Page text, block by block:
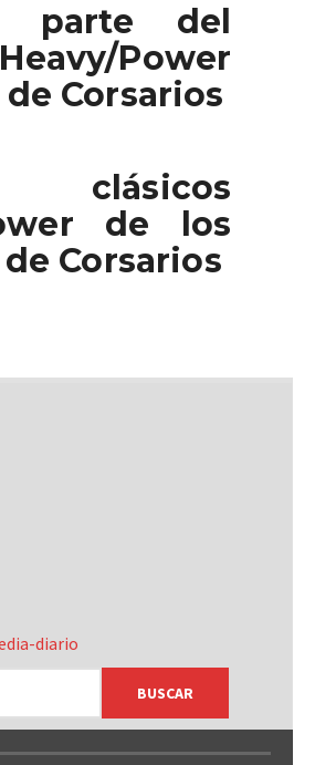
parte del
Power
Corsarios
clásicos
de los
de Corsarios